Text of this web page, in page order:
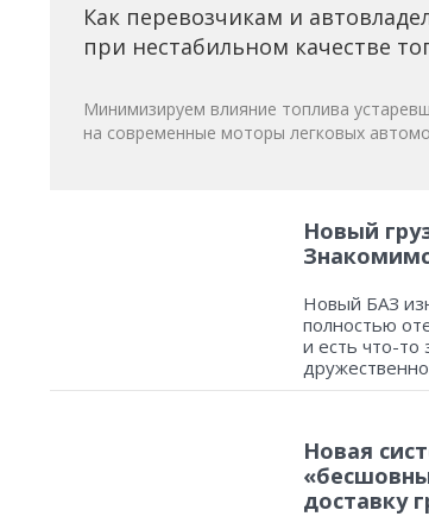
Как перевозчикам и
при нестабильном качестве
Минимизируем влияние топлива
на современные моторы легковых
Новый
Новый БАЗ
полностью
и есть что-то
Новая
доставку